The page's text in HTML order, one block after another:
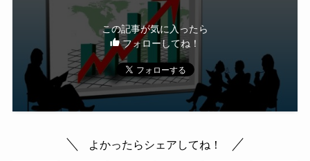
この記事が気に入ったら
フォローしてね！
よかったらシェアしてね！